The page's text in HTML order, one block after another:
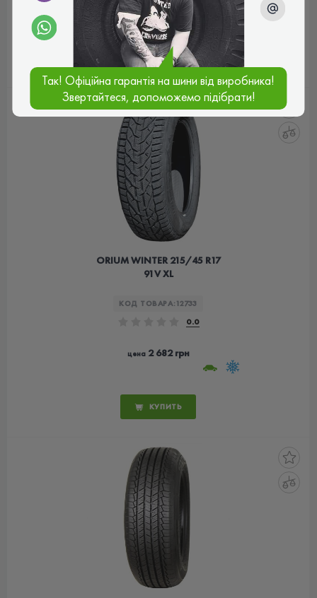
цена 3 771 грн
КУПИТЬ
ORIUM WINTER 215/45 R17
91V XL
КОД ТОВАРА: 12733
0.0
цена2 682 грн
КУПИТЬ
Так! Офіційна гарантія на шини від виробника!
Звертайтеся, допоможемо підібрати!